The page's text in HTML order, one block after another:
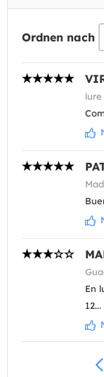
Ordnen nach
lure
En
12...